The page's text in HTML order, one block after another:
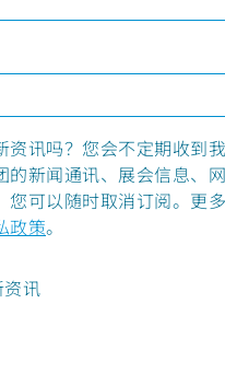
资讯吗？您会不定期收到
的新闻通讯、展会信息、
可以随时取消订阅。更多
政策。
讯